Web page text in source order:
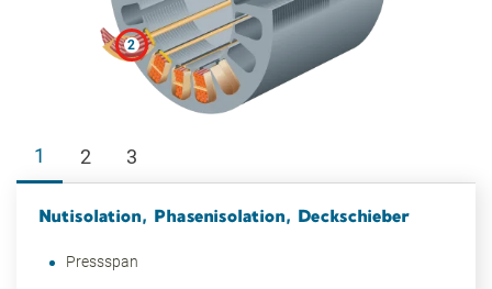
2
1 2 3
Nutisolation, Phasenisolation, Deckschieber
Pressspan